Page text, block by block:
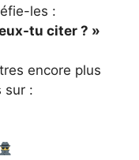
les :
tu citer ? »
encore plus
sur :